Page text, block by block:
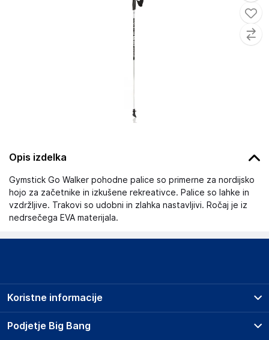
Opis izdelka
Gymstick Go Walker pohodne palice so primerne za nordijsko
hojo za začetnike in izkušene rekreativce. Palice so lahke in
vzdržljive. Trakovi so udobni in zlahka nastavljivi. Ročaj je iz
nedrsečega EVA materijala.
Podjetje Big Bang
Koristne informacije
Prodajna mesta